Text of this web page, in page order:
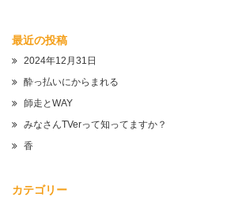
最近の投稿
2024年12月31日
酔っ払いにからまれる
師走とWAY
みなさんTVerって知ってますか？
香
カテゴリー